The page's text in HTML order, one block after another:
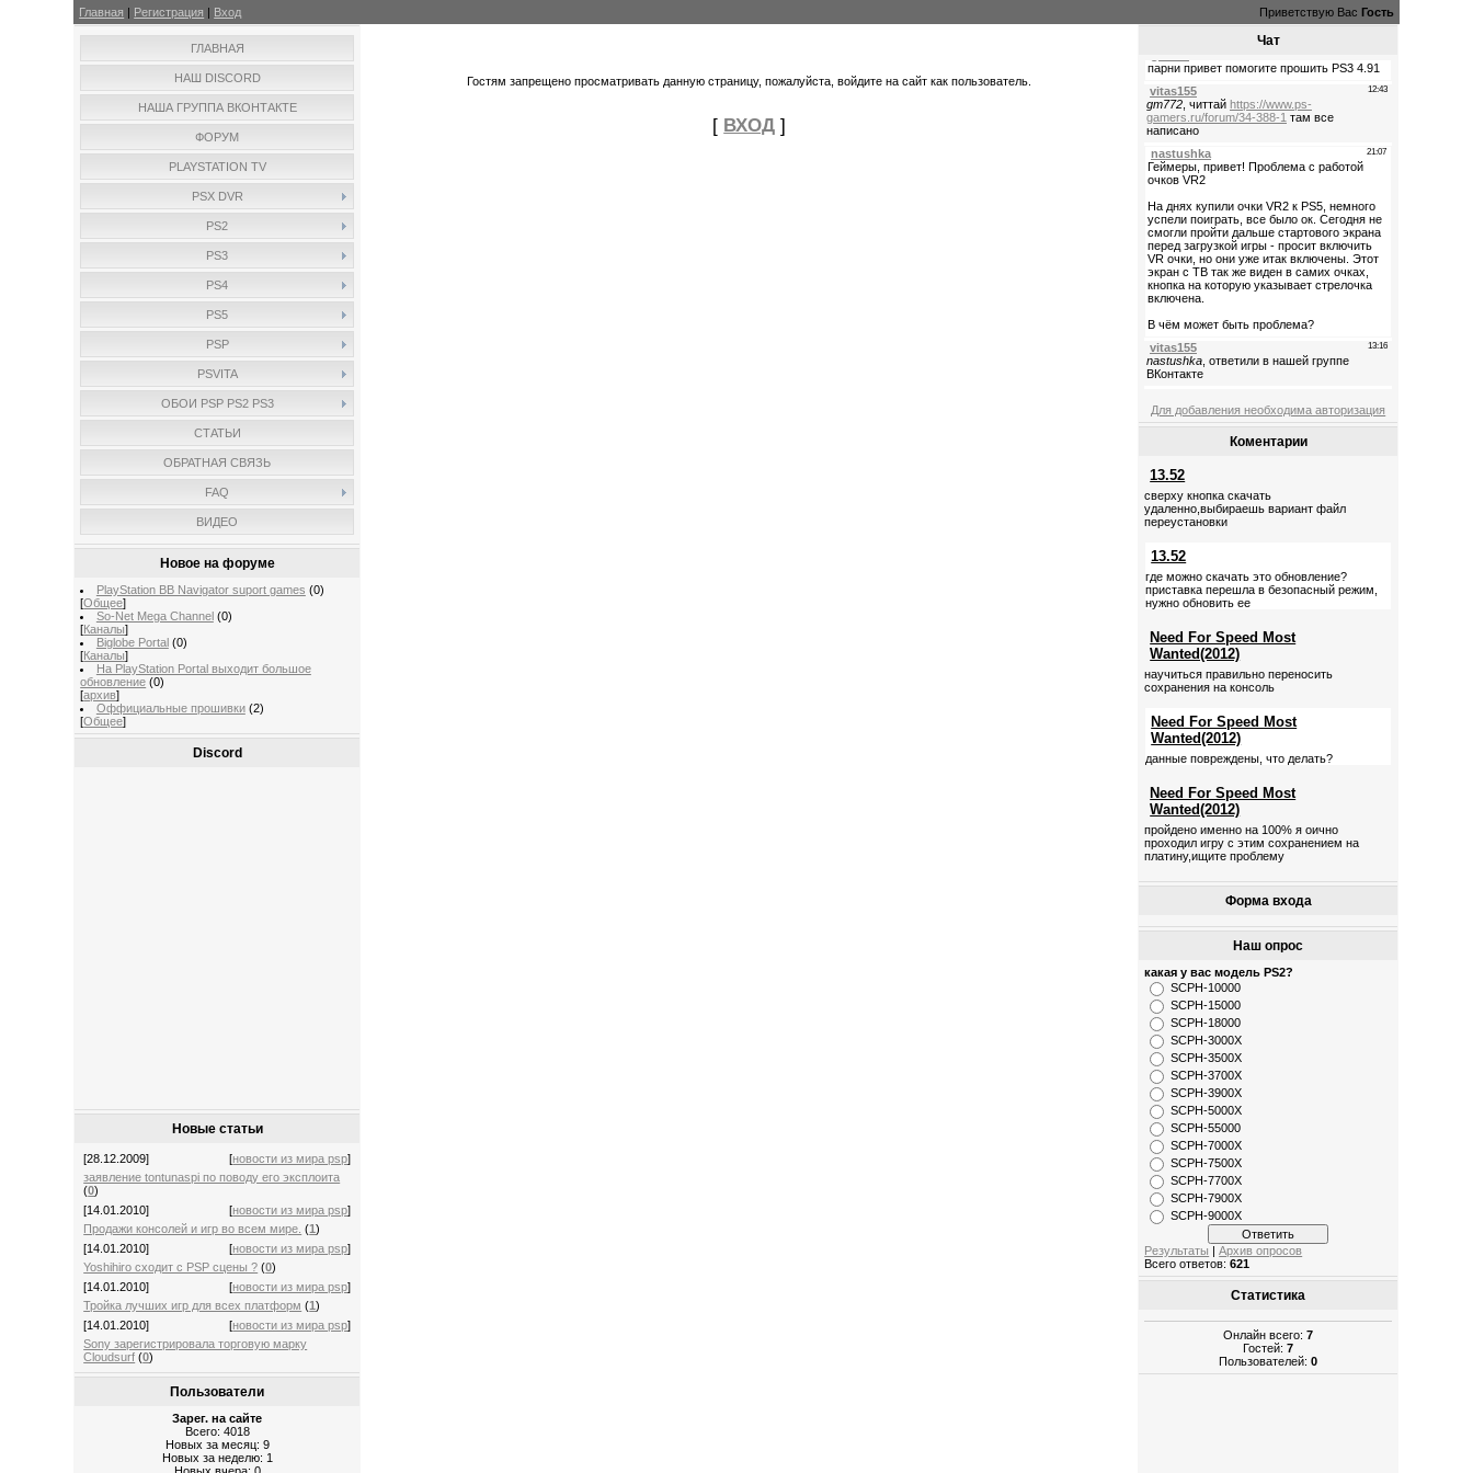
Главная | Регистрация | Вход Приветствую Вас Гость
ГЛАВНАЯ
НАШ DISCORD
НАША ГРУППА ВКОНТАКТЕ
ФОРУМ
PLAYSTATION TV
PSX DVR
PS2
PS3
PS4
PS5
PSP
PSVITA
ОБОИ PSP PS2 PS3
СТАТЬИ
ОБРАТНАЯ СВЯЗЬ
FAQ
ВИДЕО
Новое на форуме
PlayStation BB Navigator suport games (0)
[Общее]
So-Net Mega Channel (0)
[Каналы]
Biglobe Portal (0)
[Каналы]
На PlayStation Portal выходит большое
обновление (0)
[архив]
Оффициальные прошивки (2)
[Общее]
Discord
Новые статьи
[28.12.2009] [новости из мира psp]
заявление tontunaspi по поводу его эксплоита
(0)
[14.01.2010]
[новости из мира psp]
Продажи консолей и игр во всем мире. (1)
[14.01.2010]
[новости из мира psp]
Yoshihiro сходит с PSP сцены ? (0)
[14.01.2010]
[новости из мира psp]
Тройка лучших игр для всех платформ (1)
[14.01.2010]
[новости из мира psp]
Sony зарегистрировала торговую марку
Cloudsurf (0)
Пользователи
Зарег. на сайте
Всего: 4018
Новых за месяц: 9
Новых за неделю: 1
Гостям запрещено просматривать данную страницу, пожалуйста, войдите на сайт как пользователь.
[ ВХОД ]
Чат
Для добавления необходима авторизация
Коментарии
13.52
сверху кнопка скачать
удаленно,выбираешь вариант файл
переустановки
13.52
где можно скачать это обновление?
приставка перешла в безопасный режим,
нужно обновить ее
Need For Speed Most
Wanted(2012)
научиться правильно переносить
сохранения на консоль
Need For Speed Most
Wanted(2012)
данные повреждены, что делать?
Need For Speed Most
Wanted(2012)
пройдено именно на 100% я оично
проходил игру с этим сохранением на
платину,ищите проблему
Форма входа
Наш опрос
какая у вас модель PS2?
SCPH-10000
SCPH-15000
SCPH-18000
SCPH-3000X
SCPH-3500X
SCPH-3700X
SCPH-3900X
SCPH-5000X
SCPH-55000
SCPH-7000X
SCPH-7500X
SCPH-7700X
SCPH-7900X
SCPH-9000X
Результаты |Архив опросов
Всего ответов:621
Статистика
Онлайн всего:7
Гостей:7
Пользователей:0